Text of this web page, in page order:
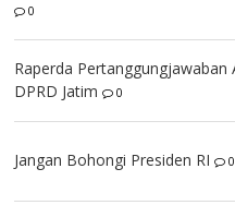
0
Raperda Pertanggungjawaban
DPRD Jatim
0
Jangan Bohongi Presiden RI 0